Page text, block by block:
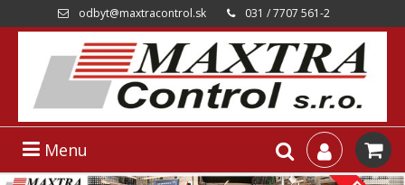
odbyt@maxtracontrol.sk 031 / 7707 561-2
Menu